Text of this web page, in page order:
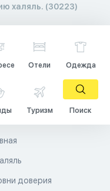
халяль. (30223)
Отели Одежда
Туризм Поиск
доверия